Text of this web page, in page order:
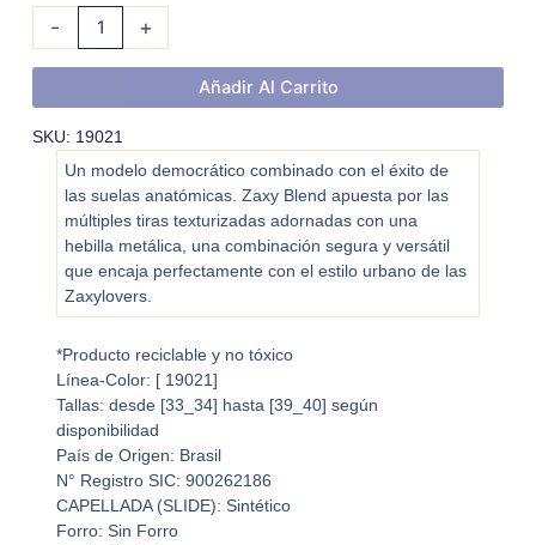
- +
Añadir Al Carrito
SKU: 19021
Un modelo democrático combinado con el éxito de
las suelas anatómicas. Zaxy Blend apuesta por las
múltiples tiras texturizadas adornadas con una
hebilla metálica, una combinación segura y versátil
que encaja perfectamente con el estilo urbano de las
Zaxylovers.
*Producto reciclable y no tóxico
Línea-Color: [ 19021]
Tallas: desde [33_34] hasta [39_40] según
disponibilidad
País de Origen: Brasil
N° Registro SIC: 900262186
CAPELLADA (SLIDE): Sintético
Forro: Sin Forro